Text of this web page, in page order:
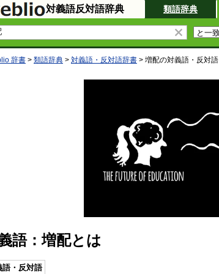
対義語反対語辞典 類語辞典
辞書 > 類語辞典 > 対義語・反対語辞書 > 増配の対義語・反対語
語：増配とは
語・反対語